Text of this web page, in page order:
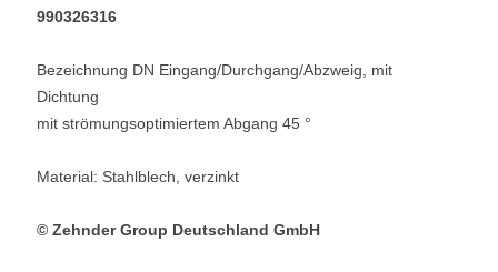
990326316
Bezeichnung DN Eingang/Durchgang/Abzweig, mit
Dichtung
mit strömungsoptimiertem Abgang 45 °
Material: Stahlblech, verzinkt
© Zehnder Group Deutschland GmbH